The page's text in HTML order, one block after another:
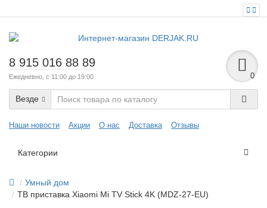
8 915 016 88 89
Ежедневно, с 11:00 до 19:00 0
Везде
Наши новости Акции О нас Доставка Отзывы
Категории
Умный дом
TB приставка Xiaomi Mi TV Stick 4K (MDZ-27-EU)